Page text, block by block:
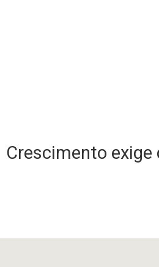
Crescimento exige